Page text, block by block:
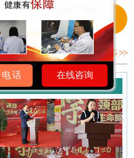
028-65718655
更多 >>
“甲”存真在行动
话 在线咨询